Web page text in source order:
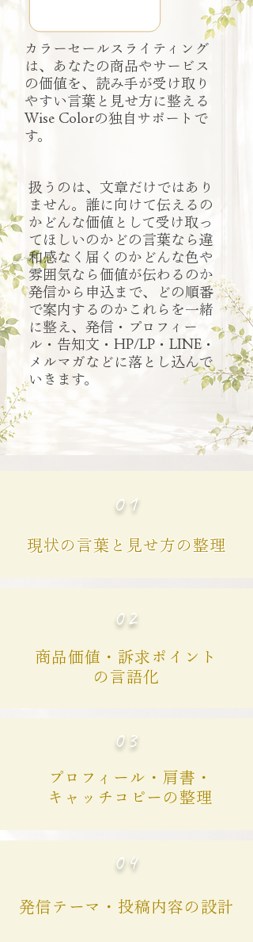
カラーセールスライティング
は、あなたの商品やサービス
の価値を、読み手が受け取り
やすい言葉と見せ方に整える
Wise Colorの独自サポートで
す。
扱うのは、文章だけではあり
ません。誰に向けて伝えるの
かどんな価値として受け取っ
てほしいのかどの言葉なら違
和感なく届くのかどんな色や
雰囲気なら価値が伝わるのか
発信から申込まで、どの順番
で案内するのかこれらを一緒
に整え、発信・プロフィー
ル・告知文・HP/LP・LINE・
メルマガなどに落とし込んで
いきます。
01
現状の言葉と見せ方の整理
02
商品価値・訴求ポイント
の言語化
03
プロフィール・肩書・
キャッチコピーの整理
04
発信テーマ・投稿内容の設計